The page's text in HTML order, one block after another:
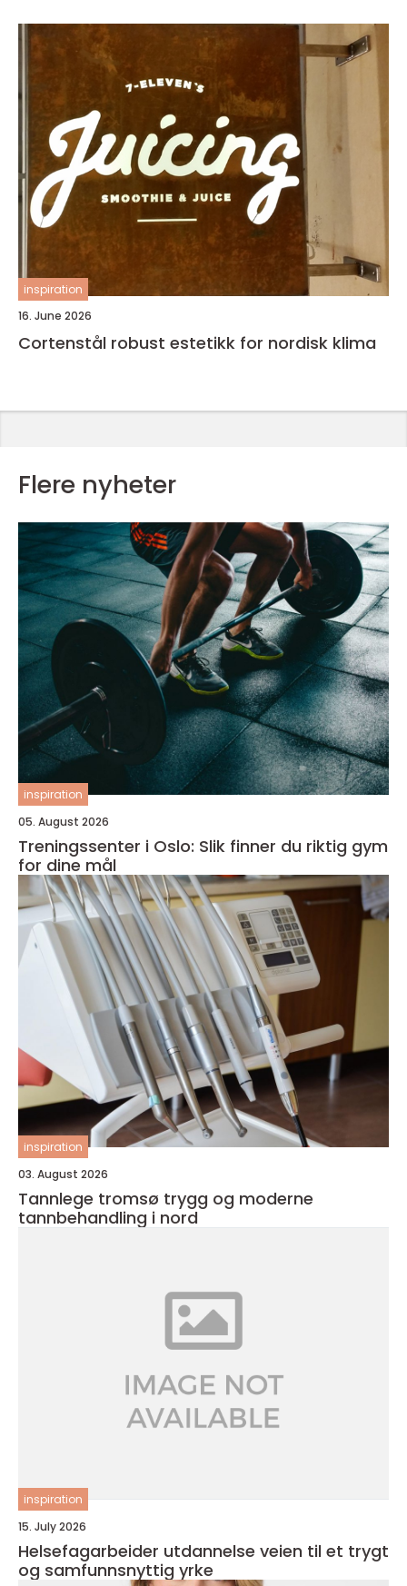
inspiration
16. June 2026
Cortenstål robust estetikk for nordisk klima
Flere nyheter
inspiration
05. August 2026
Treningssenter i Oslo: Slik finner du riktig gym
for dine mål
inspiration
03. August 2026
Tannlege tromsø trygg og moderne
tannbehandling i nord
inspiration
15. July 2026
Helsefagarbeider utdannelse veien til et trygt
og samfunnsnyttig yrke